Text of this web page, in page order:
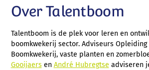
Over Talentboom
Talentboom is de plek voor leren en
boomkwekerij sector. Adviseurs Opleiding
Boomkwekerij, vaste planten en
Gooijaersen André Hubregtse adviseren